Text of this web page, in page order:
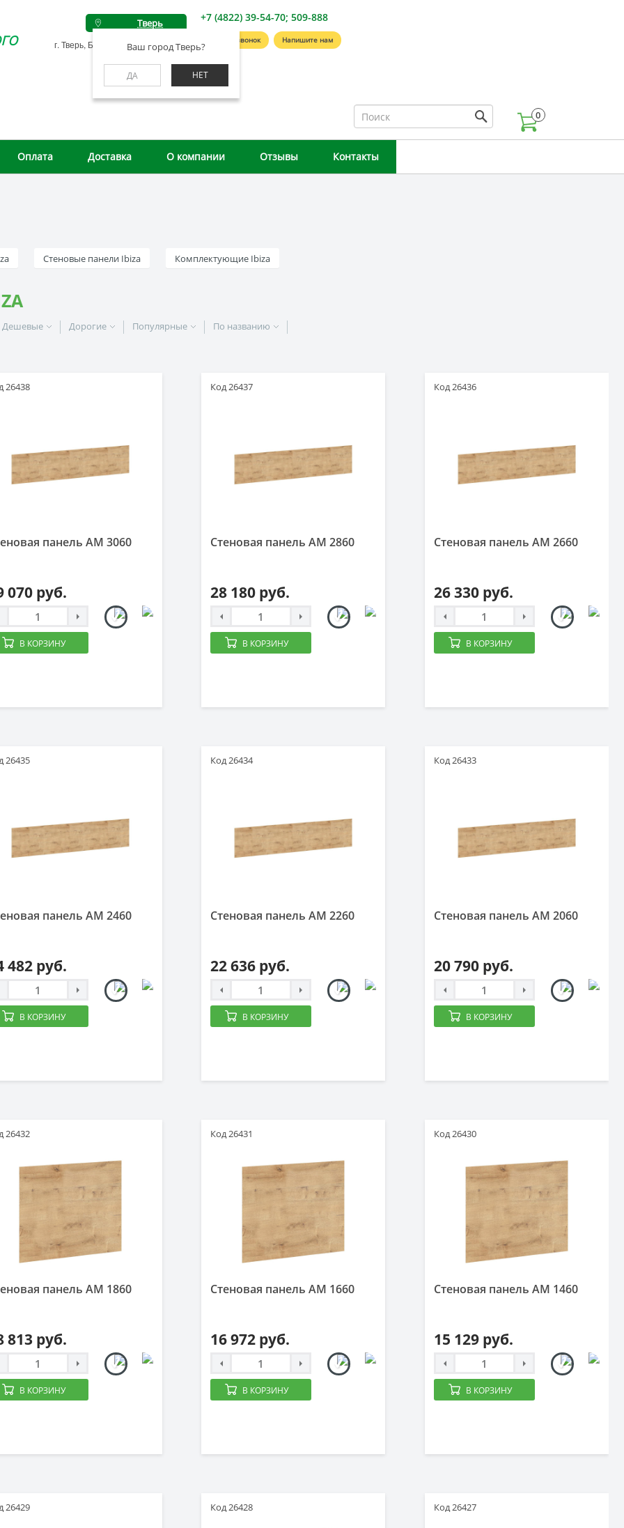
Тверь
Ваш город Тверь?
ДА НЕТ
г. Тверь, Беляковский пер., д. 46А
+7 (4822) 39-54-70; 509-888
Заказать звонок Напишите нам
0
Оплата Доставка О компании Отзывы Контакты
Стеновые панели Ibiza Комплектующие Ibiza
Дешевые Дорогие Популярные По названию
26438
панель AM 3060
070 руб.
В КОРЗИНУ
Код 26437
Стеновая панель AM 2860
28 180 руб.
В КОРЗИНУ
Код 26436
Стеновая панель AM 2660
26 330 руб.
В КОРЗИНУ
26435
панель AM 2460
482 руб.
В КОРЗИНУ
Код 26434
Стеновая панель AM 2260
22 636 руб.
В КОРЗИНУ
Код 26433
Стеновая панель AM 2060
20 790 руб.
В КОРЗИНУ
26432
панель AM 1860
813 руб.
В КОРЗИНУ
Код 26431
Стеновая панель AM 1660
16 972 руб.
В КОРЗИНУ
Код 26430
Стеновая панель AM 1460
15 129 руб.
В КОРЗИНУ
26429 Код 26428 Код 26427